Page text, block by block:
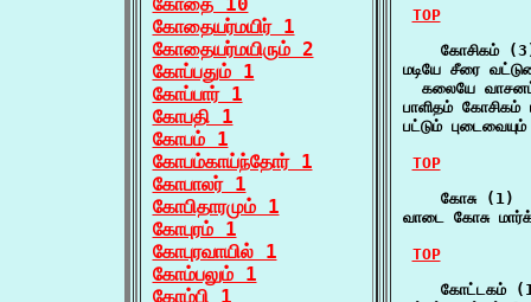
கோதையர்மயிர் 1
கோதையர்மயிரும் 2
கோப்பதும் 1
கோப்பார் 1
கோபதி 1
கோபம் 1
கோபம்காய்ந்தோர் 1
கோபாலர் 1
கோபிதாரமும் 1
கோபுரம் 1
கோபுரவாயில் 1
கோம்பலும் 1
கோம்பி 1
TOP
கோசிகம்
மடியே சீரை
கலையே
பாளிதம்
பட்டும்
TOP
    கோசு (1)
வாடை கோசு
TOP
கோட்டகம்